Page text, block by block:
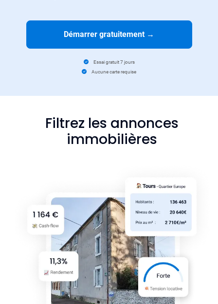
Démarrer gratuitement →
Essai gratuit 7 jours
Aucune carte requise
Filtrez les annonces
immobilières